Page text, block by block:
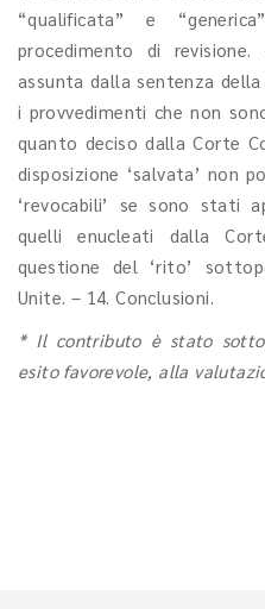
“qualificata” e
procedimento di
assunta dalla sentenza della
i provvedimenti che non
quanto deciso dalla Corte
disposizione ‘salvata’ non
‘revocabili’ se sono stati
quelli enucleati dalla
questione del ‘rito’
Unite. – 14. Conclusioni.
* Il contributo è stato
esito favorevole, alla